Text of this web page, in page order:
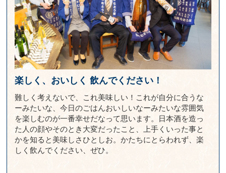
楽しく、おいしく 飲んでください！
難しく考えないで、これ美味しい！これが自分に合うな
ーみたいな、今日のごはんおいしいなーみたいな雰囲気
を楽しむのが一番幸せだなって思います。日本酒を造っ
た人の顔やそのとき大変だったこと、上手くいった事と
かを知ると美味しさひとしお。かたちにとらわれず、楽
しく飲んでください、ぜひ。